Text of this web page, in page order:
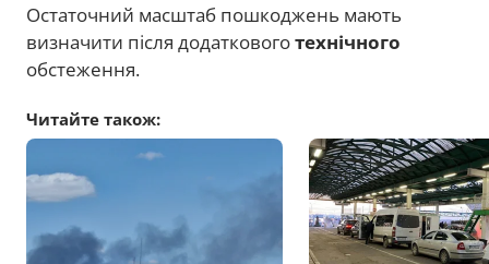
Остаточний масштаб пошкоджень мають
визначити після додатковоготехнічного
обстеження.
Читайте також: